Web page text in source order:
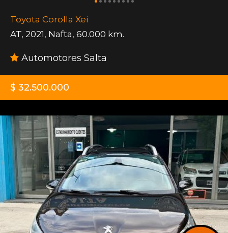
Toyota Corolla Xei
AT, 2021, Nafta, 60.000 km.
Automotores Salta
$ 32.500.000